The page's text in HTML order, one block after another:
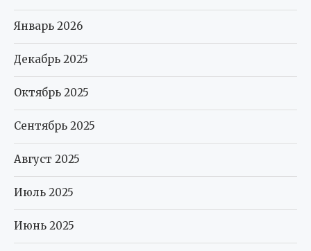
Январь 2026
Декабрь 2025
Октябрь 2025
Сентябрь 2025
Август 2025
Июль 2025
Июнь 2025